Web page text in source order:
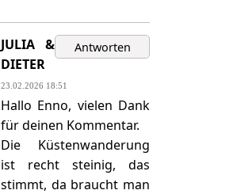
JULIA &
DIETER
23.02.2026 18:51
Hallo Enno, vielen Dank
für deinen Kommentar.
Die Küstenwanderung
ist recht steinig, das
stimmt, da braucht man